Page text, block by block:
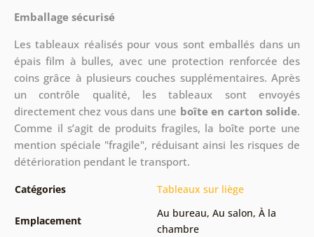
Emballage sécurisé
Les tableaux réalisés pour vous sont emballés dans un
épais film à bulles, avec une protection renforcée des
coins grâce à plusieurs couches supplémentaires. Après
un contrôle qualité, les tableaux sont envoyés
directement chez vous dans une boîte en carton solide.
Comme il s’agit de produits fragiles, la boîte porte une
mention spéciale "fragile", réduisant ainsi les risques de
détérioration pendant le transport.
Catégories Tableaux sur liège
Emplacement
Au bureau, Au salon, À la
chambre